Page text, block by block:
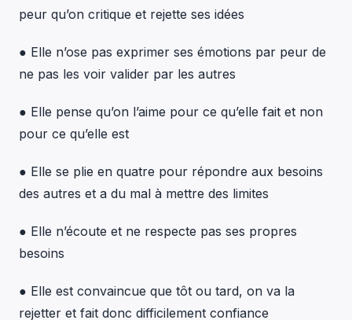
peur qu’on critique et rejette ses idées
● Elle n’ose pas exprimer ses émotions par peur de
ne pas les voir valider par les autres
● Elle pense qu’on l’aime pour ce qu’elle fait et non
pour ce qu’elle est
● Elle se plie en quatre pour répondre aux besoins
des autres et a du mal à mettre des limites
● Elle n’écoute et ne respecte pas ses propres
besoins
● Elle est convaincue que tôt ou tard, on va la
rejetter et fait donc difficilement confiance